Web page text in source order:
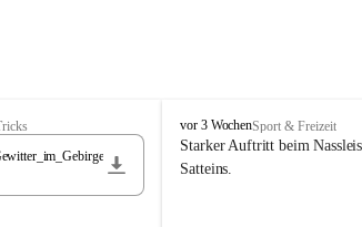
F
r
e
vor 3 WochenSport & Freizeit
Starker Auftritt beim
Satteins.